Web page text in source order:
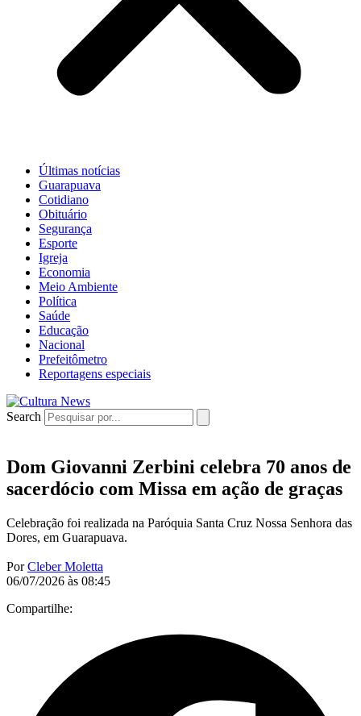
Últimas notícias
Guarapuava
Cotidiano
Obituário
Segurança
Esporte
Igreja
Economia
Meio Ambiente
Política
Saúde
Educação
Nacional
Prefeitômetro
Reportagens especiais
Search
Dom Giovanni Zerbini celebra 70 anos de
sacerdócio com Missa em ação de graças
Celebração foi realizada na Paróquia Santa Cruz Nossa Senhora das
Dores, em Guarapuava.
PorCleber Moletta
06/07/2026 às 08:45
Compartilhe: